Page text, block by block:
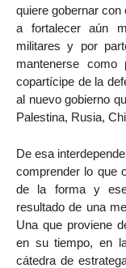
quiere gobernar con
a fortalecer aún
militares y por
mantenerse como
copartícipe de la
al nuevo gobierno
Palestina, Rusia,
De esa
comprender lo que
de la forma y
resultado de una
Una que proviene
en su tiempo, en
cátedra de